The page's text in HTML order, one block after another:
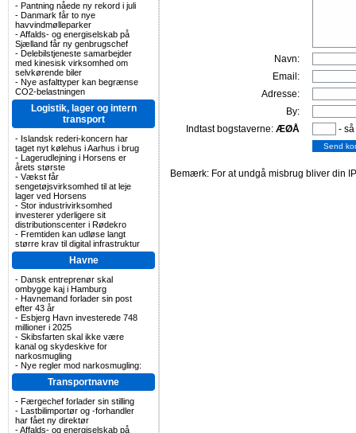
- Pantning nåede ny rekord i juli
- Danmark får to nye
havvindmølleparker
-Affalds- og energiselskab på
Sjælland får ny genbrugschef
- Delebilstjeneste samarbejder
med kinesisk virksomhed om
selvkørende biler
- Nye asfalttyper kan begrænse
CO2-belastningen
Logistik, lager og intern
transport
- Islandsk rederi-koncern har
taget nyt kølehus i Aarhus i brug
- Lagerudlejning i Horsens er
årets største
- Vækst får
sengetøjsvirksomhed til at leje
lager ved Horsens
- Stor industrivirksomhed
investerer yderligere sit
distributionscenter i Rødekro
- Fremtiden kan udløse langt
større krav til digital infrastruktur
Havne
- Dansk entreprenør skal
ombygge kaj i Hamburg
- Havnemand forlader sin post
efter 43 år
- Esbjerg Havn investerede 748
millioner i 2025
- Skibsfarten skal ikke være
kanal og skydeskive for
narkosmugling
- Nye regler mod narkosmugling:
Transportnavne
- Færgechef forlader sin stilling
- Lastbilimportør og -forhandler
har fået ny direktør
-Affalds- og energiselskab på
Navn:
Email:
Adresse:
By:
Indtast bogstaverne: ÆØÅ -
Bemærk: For at undgå misbrug bliver din